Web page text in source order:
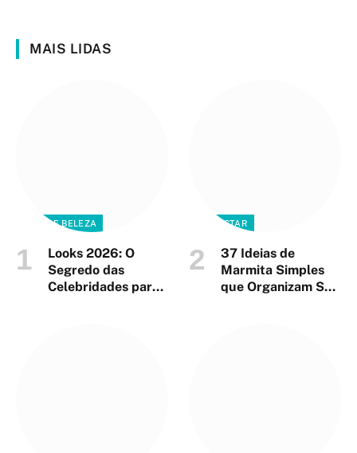
MAIS LIDAS
MODA E BELEZA
Looks 2026: O
Segredo das
Celebridades para
BEM ESTAR
37 Ideias de
Marmita Simples
que Organizam Sua